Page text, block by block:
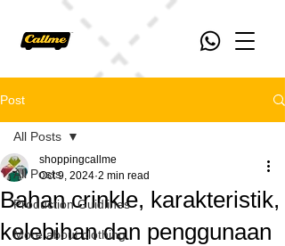
Post
All Posts
Production Guidlines
More about clothing
All Posts
Bahan crinkle, karakteristik,
kelebihan dan penggunaan
shoppingcallme
Oct 9, 2024 2 min read